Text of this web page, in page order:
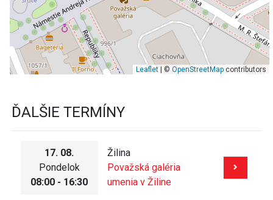
Leaflet| © OpenStreetMapcontributors
ĎALŠIE TERMÍNY
17. 08.
Pondelok
08:00 - 16:30
Žilina
Považská galéria
umenia v Žiline